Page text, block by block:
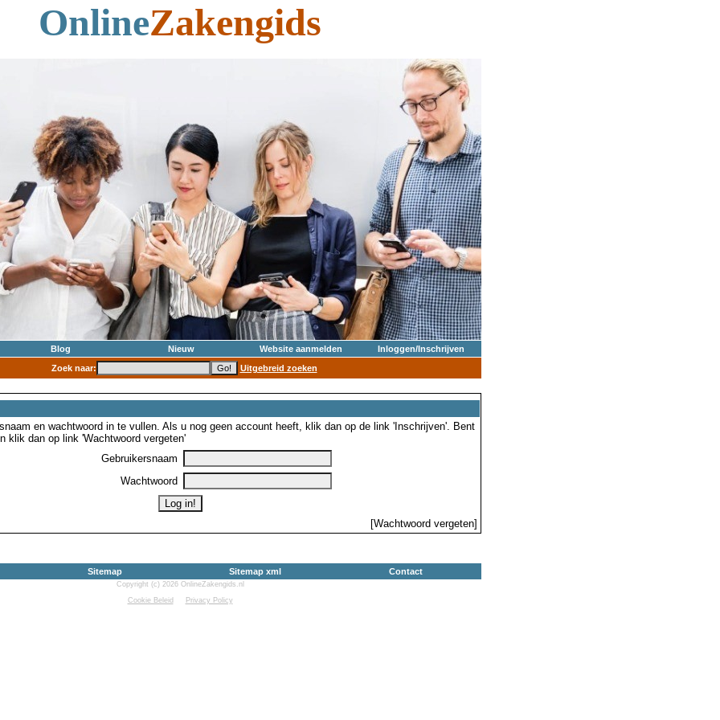
OnlineZakengids
Blog Nieuw Website aanmelden
Inloggen/Inschrijven
Zoek naar:
Uitgebreid zoeken
en wachtwoord in te vullen. Als u nog geen account heeft, klik dan op de link 'Inschrijven'. Bent
klik dan op link 'Wachtwoord vergeten'
Gebruikersnaam
Wachtwoord
[Wachtwoord vergeten]
Sitemap Sitemap xml Contact
Copyright (c) 2026 OnlineZakengids.nl
Cookie Beleid
Privacy Policy